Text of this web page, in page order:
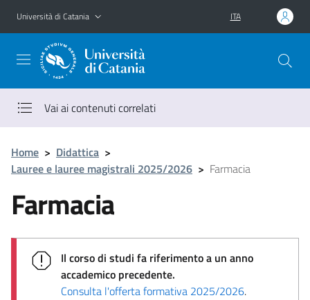
Vai al contenuto principale
Vai al menu di navigazione
Università di Catania ITA
Vai ai contenuti correlati
Home > Didattica >
Lauree e lauree magistrali 2025/2026 > Farmacia
Farmacia
Il corso di studi fa riferimento a un anno
accademico precedente.
Consulta l'offerta formativa 2025/2026.